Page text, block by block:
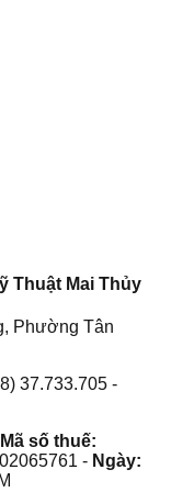
Thuật Mai Thủy
Phường Tân
37.733.705 -
Mã số thuế:
- Ngày: